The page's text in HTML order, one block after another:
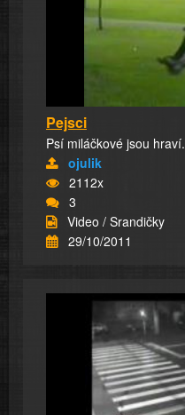
Pejsci
Psí miláčkové jsou hraví.
ojulik
2112x
3
Video / Srandičky
29/10/2011